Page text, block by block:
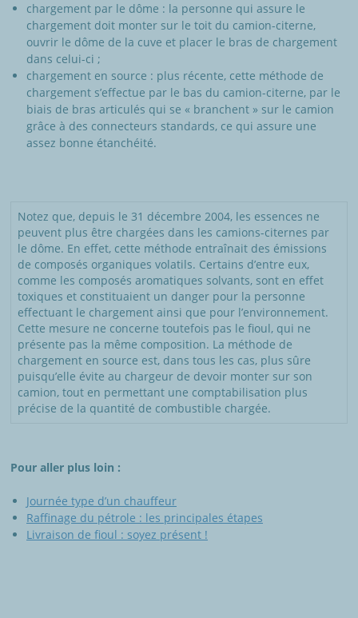
chargement par le dôme : la personne qui assure le
chargement doit monter sur le toit du camion-citerne,
ouvrir le dôme de la cuve et placer le bras de chargement
dans celui-ci ;
chargement en source : plus récente, cette méthode de
chargement s’effectue par le bas du camion-citerne, par le
biais de bras articulés qui se « branchent » sur le camion
grâce à des connecteurs standards, ce qui assure une
assez bonne étanchéité.
Notez que, depuis le 31 décembre 2004, les essences ne
peuvent plus être chargées dans les camions-citernes par
le dôme. En effet, cette méthode entraînait des émissions
de composés organiques volatils. Certains d’entre eux,
comme les composés aromatiques solvants, sont en effet
toxiques et constituaient un danger pour la personne
effectuant le chargement ainsi que pour l’environnement.
Cette mesure ne concerne toutefois pas le fioul, qui ne
présente pas la même composition. La méthode de
chargement en source est, dans tous les cas, plus sûre
puisqu’elle évite au chargeur de devoir monter sur son
camion, tout en permettant une comptabilisation plus
précise de la quantité de combustible chargée.
Pour aller plus loin :
Journée type d’un chauffeur
Raffinage du pétrole : les principales étapes
Livraison de fioul : soyez présent !